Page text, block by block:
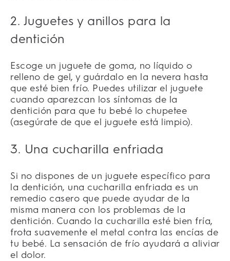
2. Juguetes y anillos para la
dentición
Escoge un juguete de goma, no líquido o
relleno de gel, y guárdalo en la nevera hasta
que esté bien frío. Puedes utilizar el juguete
cuando aparezcan los síntomas de la
dentición para que tu bebé lo chupetee
(asegúrate de que el juguete está limpio).
3. Una cucharilla enfriada
Si no dispones de un juguete específico para
la dentición, una cucharilla enfriada es un
remedio casero que puede ayudar de la
misma manera con los problemas de la
dentición. Cuando la cucharilla esté bien fría,
frota suavemente el metal contra las encías de
tu bebé. La sensación de frío ayudará a aliviar
el dolor.